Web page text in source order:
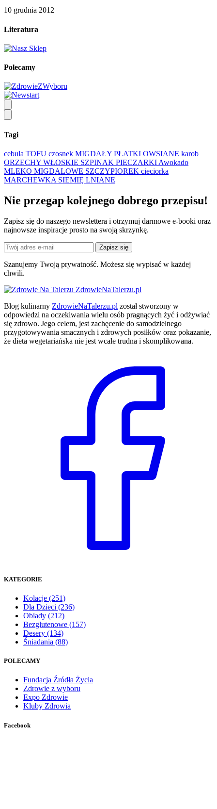
10 grudnia 2012
Literatura
Polecamy
Tagi
cebula TOFU czosnek MIGDAŁY PŁATKI OWSIANE karob
ORZECHY WŁOSKIE SZPINAK PIECZARKI Awokado
MLEKO MIGDALOWE SZCZYPIOREK cieciorka
MARCHEWKA SIEMIĘ LNIANE
Nie przegap kolejnego dobrego przepisu!
Zapisz się do naszego newslettera i otrzymuj darmowe e-booki oraz
najnowsze inspiracje prosto na swoją skrzynkę.
Zapisz się
Szanujemy Twoją prywatność. Możesz się wypisać w każdej
chwili.
ZdrowieNaTalerzu.pl
Blog kulinarny ZdrowieNaTalerzu.pl został stworzony w
odpowiedzi na oczekiwania wielu osób pragnących żyć i odżywiać
się zdrowo. Jego celem, jest zachęcenie do samodzielnego
przygotowywania smacznych i zdrowych posiłków oraz pokazanie,
że dieta wegetariańska nie jest wcale trudna i skomplikowana.
KATEGORIE
Kolacje (251)
Dla Dzieci (236)
Obiady (212)
Bezglutenowe (157)
Desery (134)
Śniadania (88)
POLECAMY
Fundacja Źródła Życia
Zdrowie z wyboru
Expo Zdrowie
Kluby Zdrowia
Facebook